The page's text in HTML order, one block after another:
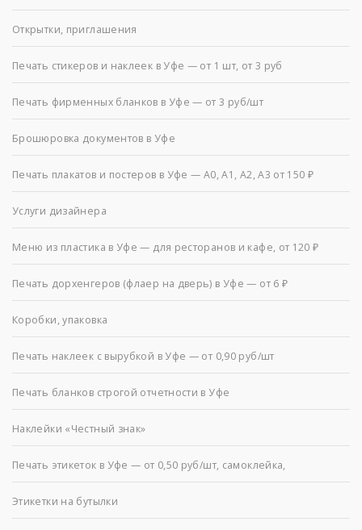
Открытки, приглашения
Печать стикеров и наклеек в Уфе — от 1 шт, от 3 руб
Печать фирменных бланков в Уфе — от 3 руб/шт
Брошюровка документов в Уфе
Печать плакатов и постеров в Уфе — А0, А1, А2, А3 от 150 ₽
Услуги дизайнера
Меню из пластика в Уфе — для ресторанов и кафе, от 120 ₽
Печать дорхенгеров (флаер на дверь) в Уфе — от 6 ₽
Коробки, упаковка
Печать наклеек с вырубкой в Уфе — от 0,90 руб/шт
Печать бланков строгой отчетности в Уфе
Наклейки «Честный знак»
Печать этикеток в Уфе — от 0,50 руб/шт, самоклейка,
Этикетки на бутылки